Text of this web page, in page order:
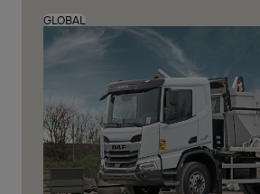
GLOBAL